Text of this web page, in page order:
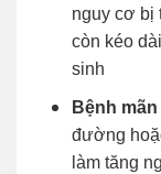
nguy cơ bị
còn kéo
sinh
Bệnh
đường
làm tăng